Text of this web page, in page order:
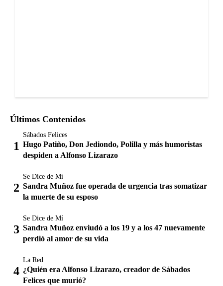
Últimos Contenidos
Sábados Felices
Hugo Patiño, Don Jediondo, Polilla y más humoristas
despiden a Alfonso Lizarazo
Se Dice de Mí
Sandra Muñoz fue operada de urgencia tras somatizar
la muerte de su esposo
Se Dice de Mí
Sandra Muñoz enviudó a los 19 y a los 47 nuevamente
perdió al amor de su vida
La Red
¿Quién era Alfonso Lizarazo, creador de Sábados
Felices que murió?